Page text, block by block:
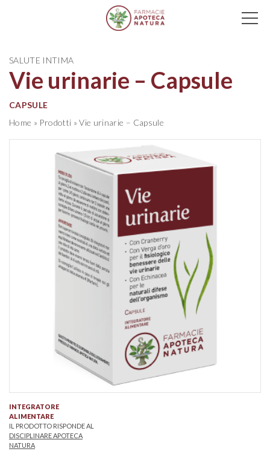
Main Navigation
SALUTE INTIMA
Vie urinarie – Capsule
CAPSULE
Home » Prodotti »Vie urinarie – Capsule
INTEGRATORE
ALIMENTARE
IL PRODOTTO RISPONDE AL
DISCIPLINARE APOTECA
NATURA